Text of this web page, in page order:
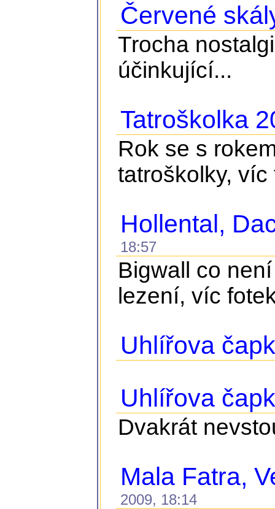
Červené
Trocha
účinkující...
Tatroškolka
Rok se s
tatroškolky,
Hollental,
18:57
Bigwall co
lezení, víc
Uhlířova
Uhlířova
Dvakrát
Mala Fatra,
2009, 18:14